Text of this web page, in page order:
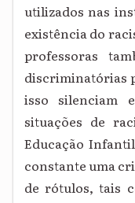
utilizados nas
existência do
professoras
discriminatórias
isso silenciam
situações de
Educação
constante uma
de rótulos, tais